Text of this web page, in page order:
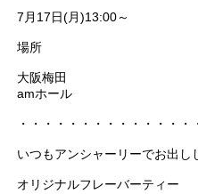
7月17日(月)13:00～
場所
大阪梅田
amホール
・・・・・・・・・・・・・・
いつもアンシャーリーでお出し
オリジナルフレーバーティー